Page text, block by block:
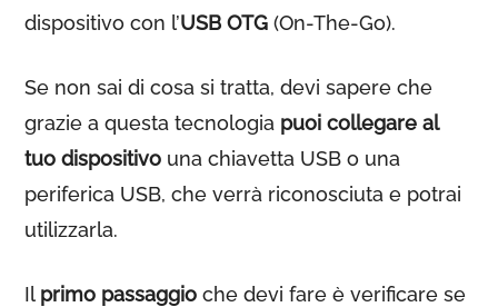
dispositivo con l’USB OTG (On-The-Go).
Se non sai di cosa si tratta, devi sapere che
grazie a questa tecnologia puoi collegare al
tuo dispositivo una chiavetta USB o una
periferica USB, che verrà riconosciuta e potrai
utilizzarla.
Il primo passaggio che devi fare è verificare se